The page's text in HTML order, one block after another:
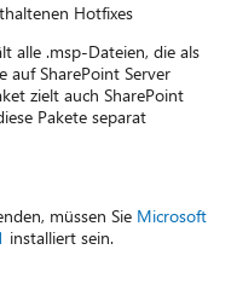
Hotfixes
alle .msp-Dateien, die als
auf SharePoint Server
zielt auch SharePoint
Pakete separat
müssen Sie Microsoft
installiert sein.